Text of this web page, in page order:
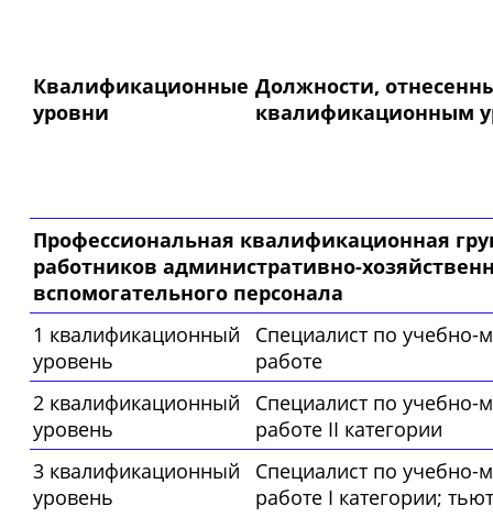
Квалификационные
уровни
Должности,
квалификационным
Профессиональная квалификационная
работников административно-
вспомогательного персонала
1 квалификационный
уровень
Специалист по учебно-
работе
2 квалификационный
уровень
Специалист по учебно-
работе II категории
3 квалификационный
уровень
Специалист по учебно-
работе I категории;